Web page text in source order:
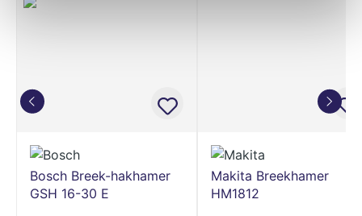
Bosch Breek-hakhamer
GSH 16-30 E
Makita Breekhamer
HM1812